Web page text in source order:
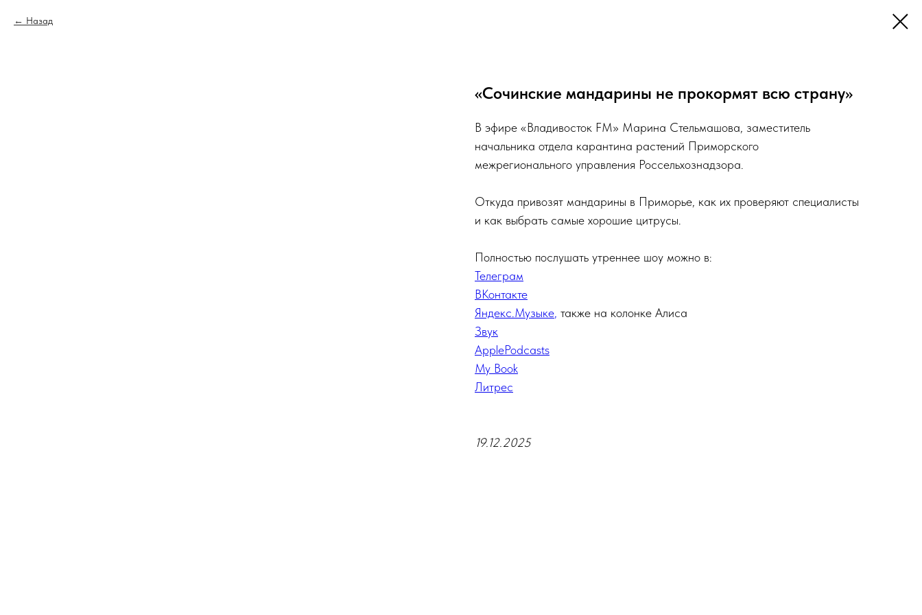
Назад
«Сочинские мандарины не прокормят всю страну»
В эфире «Владивосток FM» Марина Стельмашова, заместитель
начальника отдела карантина растений Приморского
межрегионального управления Россельхознадзора.
Откуда привозят мандарины в Приморье, как их проверяют специалисты
и как выбрать самые хорошие цитрусы.
Полностью послушать утреннее шоу можно в:
Телеграм
ВКонтакте
Яндекс.Музыке, также на колонке Алиса
Звук
ApplePodcasts
My Book
Литрес
19.12.2025